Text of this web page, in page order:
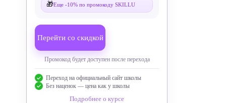
🎁Еще -10% по промокоду SKILLU
Перейти со скидкой
Промокод будет доступен после перехода
Переход на официальный сайт школы
Без наценок — цена как у школы
Подробнее о курсе